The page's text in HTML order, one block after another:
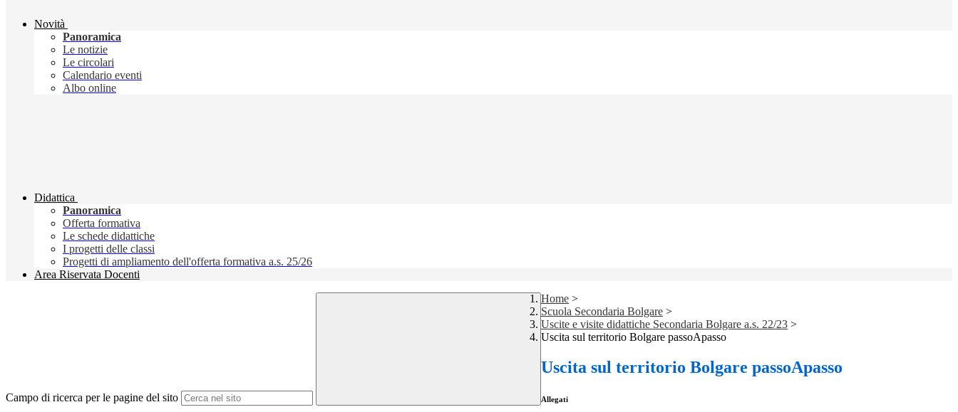
Novità
Panoramica
Le notizie
Le circolari
Calendario eventi
Albo online
Didattica
Panoramica
Offerta formativa
Le schede didattiche
I progetti delle classi
Progetti di ampliamento dell'offerta formativa a.s. 25/26
Area Riservata Docenti
Campo di ricerca per le pagine del sito
Home >
Scuola Secondaria Bolgare >
Uscite e visite didattiche Secondaria Bolgare a.s. 22/23 >
Uscita sul territorio Bolgare passoApasso
Uscita sul territorio Bolgare passoApasso
Allegati